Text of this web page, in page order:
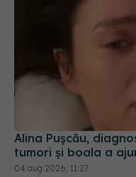
Alina Pușcău,
tumori și boala a
04 aug 2026, 11:27